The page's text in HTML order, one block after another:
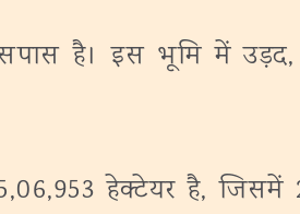
है। इस भूमि में उड़द,
हेक्टेयर है,